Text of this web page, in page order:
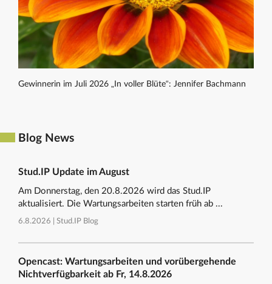
Gewinnerin im Juli 2026 „In voller Blüte“: Jennifer Bachmann
Blog News
Stud.IP Update im August
Am Donnerstag, den 20.8.2026 wird das Stud.IP
aktualisiert. Die Wartungsarbeiten starten früh ab ...
6.8.2026 | Stud.IP Blog
Opencast: Wartungsarbeiten und vorübergehende
Nichtverfügbarkeit ab Fr, 14.8.2026